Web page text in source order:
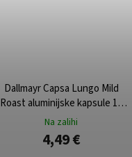
Dallmayr Capsa Lungo Mild
Roast aluminijske kapsule 10
kom
Na zalihi
4,49 €